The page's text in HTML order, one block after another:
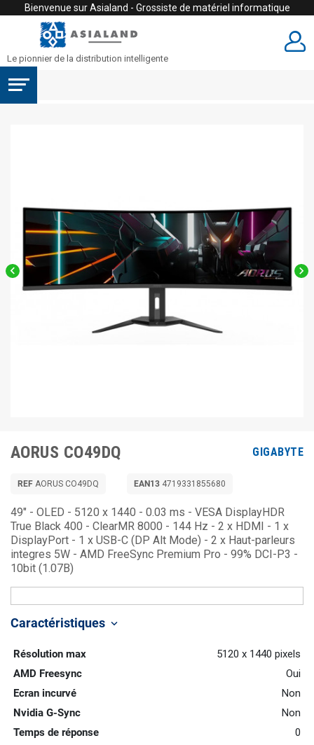
Bienvenue sur Asialand - Grossiste de matériel informatique
Le pionnier de la distribution intelligente
 
AORUS CO49DQ GIGABYTE
REF AORUS CO49DQ EAN13 4719331855680
49" - OLED - 5120 x 1440 - 0.03 ms - VESA DisplayHDR
True Black 400 - ClearMR 8000 - 144 Hz - 2 x HDMI - 1 x
DisplayPort - 1 x USB-C (DP Alt Mode) - 2 x Haut-parleurs
integres 5W - AMD FreeSync Premium Pro - 99% DCI-P3 -
10bit (1.07B)
Caractéristiques keyboard_arrow_down
Résolution max
5120 x 1440 pixels
AMD Freesync
Oui
Ecran incurvé
Non
Nvidia G-Sync
Non
Temps de réponse
0